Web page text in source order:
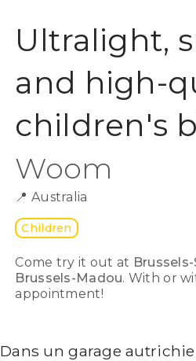
Ultralight,
and high-
children's
Woom
📍 Australia
Children
Come try it out at
Brussels-Madou. With or
appointment!
Dans un garage